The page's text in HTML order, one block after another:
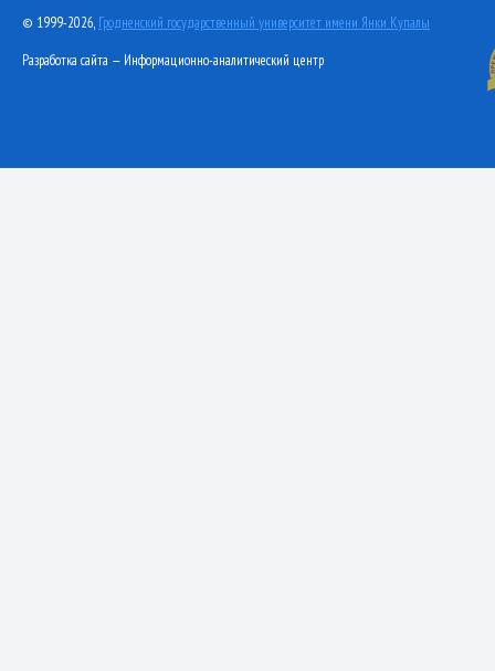
© 1999-2026, Гродненский государственный университет имени Янки Купалы
Разработка сайта — Информационно-аналитический центр